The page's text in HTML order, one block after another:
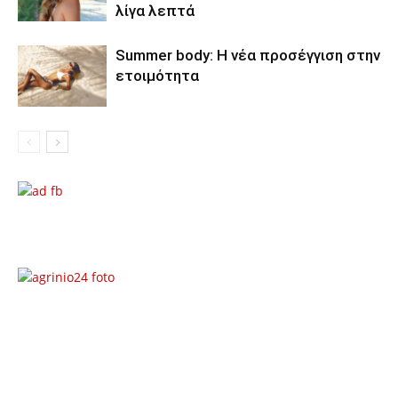
λίγα λεπτά
Summer body: Η νέα προσέγγιση στην
ετοιμότητα